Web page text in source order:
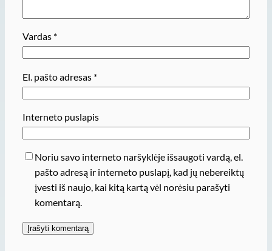
Vardas *
El. pašto adresas *
Interneto puslapis
Noriu savo interneto naršyklėje išsaugoti vardą, el.
pašto adresą ir interneto puslapį, kad jų nebereiktų
įvesti iš naujo, kai kitą kartą vėl norėsiu parašyti
komentarą.